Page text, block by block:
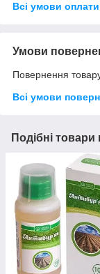
Всі умови оплати
Умови
Повернення
Всі умови
Подібні товари